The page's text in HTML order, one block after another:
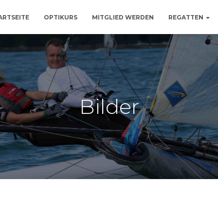
OPTIKURS MITGLIED WERDEN REGATTEN
Bilder